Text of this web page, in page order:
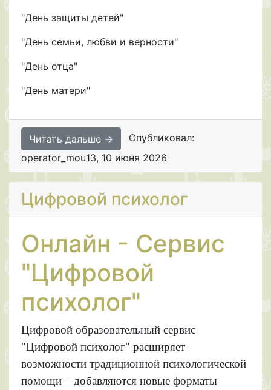
"День защиты детей"
"День семьи, любви и верности"
"День отца"
"День матери"
Читать дальше →
Опубликовал:
operator_mou13, 10 июня 2026
Цифровой психолог
Онлайн - Сервис
"Цифровой
психолог"
Цифровой образовательный сервис
"Цифровой психолог" расширяет
возможности традиционной психологической
помощи – добавляются новые форматы